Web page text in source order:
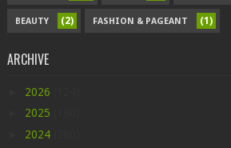
BEAUTY (2) FASHION & PAGEANT (1)
ARCHIVE
2026
2025
2024